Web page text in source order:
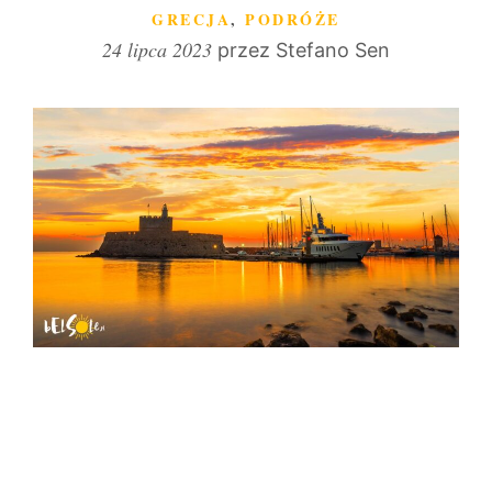
KATEGORIE
GRECJA,PODRÓŻE
24 lipca 2023 przez Stefano Sen